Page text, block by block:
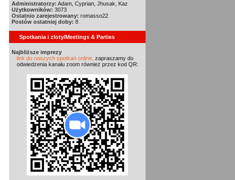
Administratorzy: Adam, Cyprian, Jhusak, Kaz
Użytkowników: 3073
Ostatnio zarejestrowany: romasso22
Postów ostatniej doby: 8
Spotkania i zloty/Meetings & Parties
Najbliższe imprezy
link do naszych spotkań online, zapraszamy do
odwiedzenia kanału zoom również przez kod QR: